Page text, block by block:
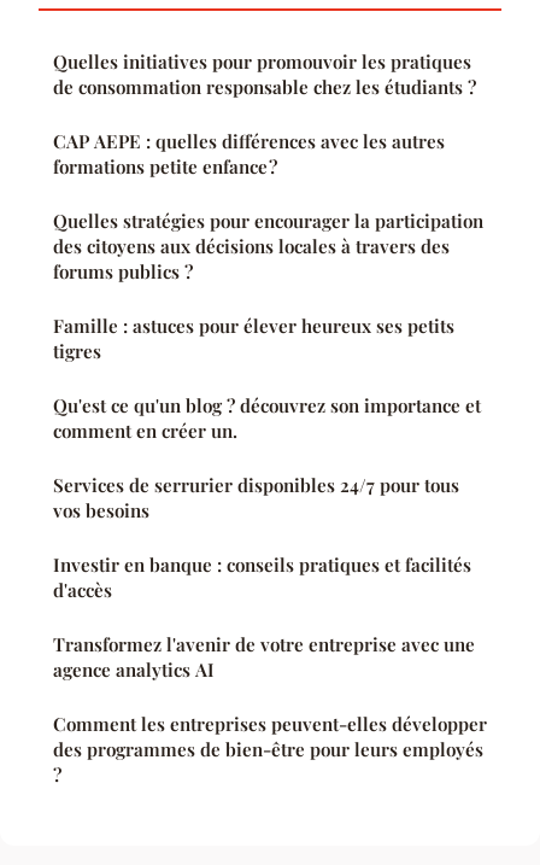
Quelles initiatives pour promouvoir les pratiques
de consommation responsable chez les étudiants ?
CAP AEPE : quelles différences avec les autres
formations petite enfance ?
Quelles stratégies pour encourager la participation
des citoyens aux décisions locales à travers des
forums publics ?
Famille : astuces pour élever heureux ses petits
tigres
Qu'est ce qu'un blog ? découvrez son importance et
comment en créer un.
Services de serrurier disponibles 24/7 pour tous
vos besoins
Investir en banque : conseils pratiques et facilités
d'accès
Transformez l'avenir de votre entreprise avec une
agence analytics AI
Comment les entreprises peuvent-elles développer
des programmes de bien-être pour leurs employés
?